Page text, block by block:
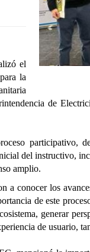
el
la
de
participativo,
del instructivo,
amplio.
a conocer los
de este
generar
de usuario,